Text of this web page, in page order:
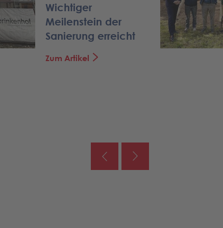
Wichtiger
Meilenstein der
Sanierung erreicht
Zum Artikel